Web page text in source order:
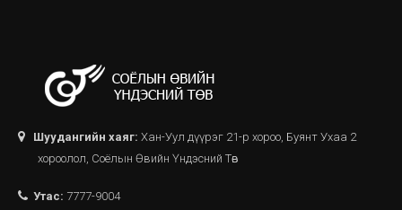
Шуудангийн хаяг: Хан-Уул дүүрэг 21-р хороо, Буянт Ухаа 2
хороолол, Соёлын Өвийн Үндэсний Төв
Утас: 7777-9004